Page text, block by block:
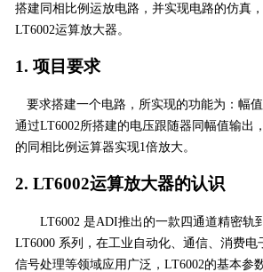
搭建同相比例运放电路，并实现电路的仿真
LT6002运算放大器。
1. 项目要求
要求搭建一个电路，所实现的功能为：幅
通过LT6002所搭建的电压跟随器同幅值输出
的同相比例运算器实现1倍放大。
2. LT6002运算放大器的认识
LT6002 是ADI推出的一款四通道精密轨
LT6000 系列 ，在工业自动化、通信、消费
信号处理等领域应用广泛， LT6002的基本参